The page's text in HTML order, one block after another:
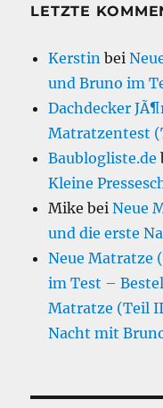
LETZTE
Kerstin bei
und Bruno im
Dachdecker
Matratzentest
Baublogliste.de
Kleine
Mike beiNeue
und die erste
Neue Matratze
im Test –
Matratze (Teil
Nacht mit